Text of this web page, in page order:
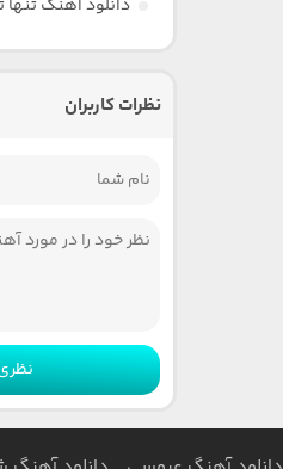
دانلود آهنگ
نظرات کاربران